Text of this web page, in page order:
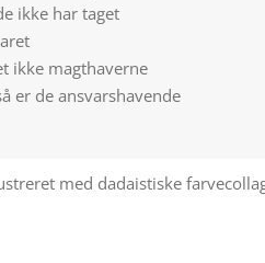
ikke har taget
ikke magthaverne
er de ansvarshavende
med dadaistiske